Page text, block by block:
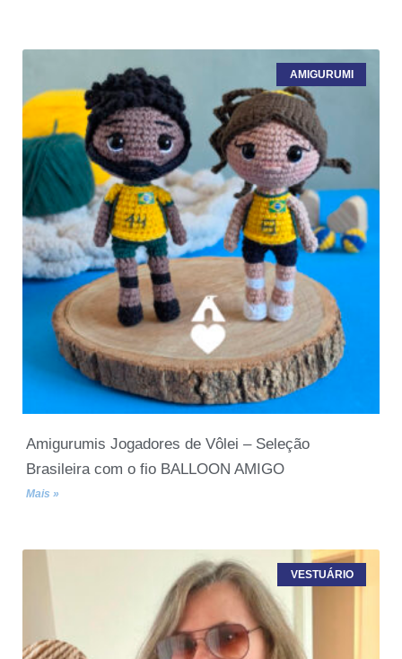
AMIGURUMI
Amigurumis Jogadores de Vôlei – Seleção
Brasileira com o fio BALLOON AMIGO
Mais »
VESTUÁRIO